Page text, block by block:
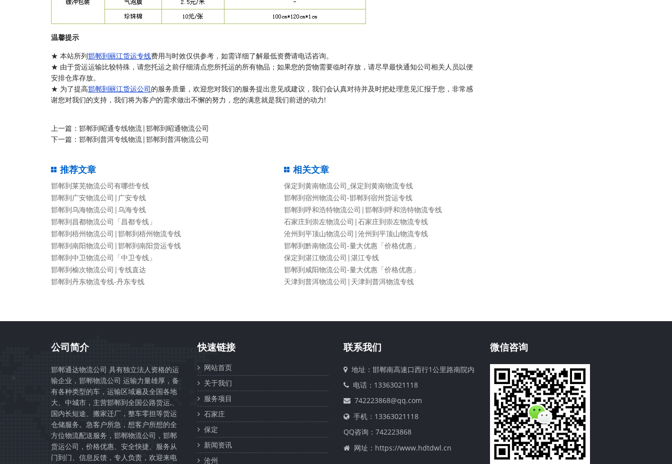
温馨提示
★ 本站所列邯郸到丽江货运专线费用与时效仅供参考，如需详细了解最低资费请电话咨询。
★ 由于货运运输比较特殊，请您托运之前仔细清点您所托运的所有物品；如果您的货物需要临时存放，请尽早最快通知公司相关人员以便
安排仓库存放。
★ 为了提高邯郸到丽江货运公司的服务质量，欢迎您对我们的服务提出意见或建议，我们会认真对待并及时把处理意见汇报于您，非常感
谢您对我们的支持，我们将为客户的需求做出不懈的努力，您的满意就是我们前进的动力!
上一篇： 邯郸到昭通专线物流|邯郸到昭通物流公司
下一篇： 邯郸到普洱专线物流|邯郸到普洱物流公司
推荐文章
邯郸到莱芜物流公司有哪些专线
邯郸到广安物流公司|广安专线
邯郸到乌海物流公司|乌海专线
邯郸到昌都物流公司「昌都专线」
邯郸到梧州物流公司|邯郸到梧州物流专线
邯郸到南阳物流公司|邯郸到南阳货运专线
邯郸到中卫物流公司「中卫专线」
邯郸到榆次物流公司|专线直达
邯郸到丹东物流专线-丹东专线
相关文章
保定到黄南物流公司_保定到黄南物流专线
邯郸到宿州物流公司-邯郸到宿州货运专线
邯郸到呼和浩特物流公司|邯郸到呼和浩特物流专线
石家庄到崇左物流公司|石家庄到崇左物流专线
沧州到平顶山物流公司|沧州到平顶山物流专线
邯郸到黔南物流公司-量大优惠「价格优惠」
保定到湛江物流公司|湛江专线
邯郸到咸阳物流公司-量大优惠「价格优惠」
天津到普洱物流公司|天津到普洱物流专线
公司简介
邯郸通达物流公司 具有独立法人资格的运
输企业，邯郸物流公司 运输力量雄厚，备
有各种类型的车，运输区域遍及全国各地
大、中城市，主营邯郸到全国公路货运,、
国内长短途、搬家迁厂，整车零担等货运
仓储服务。急客户所急，想客户所想的全
方位物流配送服务，邯郸物流公司，邯郸
货运公司，价格优惠、安全快捷、服务从
门到门、信息反馈，专人负责，欢迎来电
快速链接
网站首页
关于我们
服务项目
石家庄
保定
新闻资讯
沧州
联系我们
地址：邯郸南高速口西行1公里路南院内
电话：13363021118
742223868@qq.com
手机：13363021118
QQ咨询： 742223868
网址：https://www.hdtdwl.cn
微信咨询